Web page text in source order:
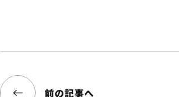
前の記事へ